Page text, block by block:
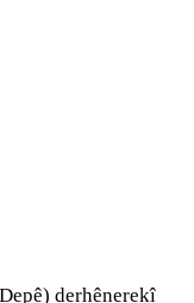
derhênerekî